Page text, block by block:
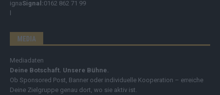
Signal:0162 862 71 99
MEDIA
Mediadaten
Deine Botschaft. Unsere Bühne.
Ob Sponsored Post, Banner oder individuelle Kooperation – erreiche
Deine Zielgruppe genau dort, wo sie aktiv ist.